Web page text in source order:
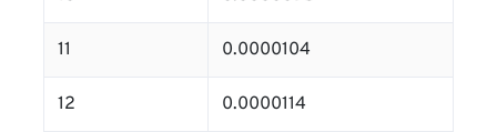
11 0.0000104
12 0.0000114